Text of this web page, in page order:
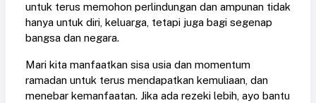
untuk terus memohon perlindungan dan ampunan tidak
hanya untuk diri, keluarga, tetapi juga bagi segenap
bangsa dan negara.
Mari kita manfaatkan sisa usia dan momentum
ramadan untuk terus mendapatkan kemuliaan, dan
menebar kemanfaatan. Jika ada rezeki lebih, ayo bantu